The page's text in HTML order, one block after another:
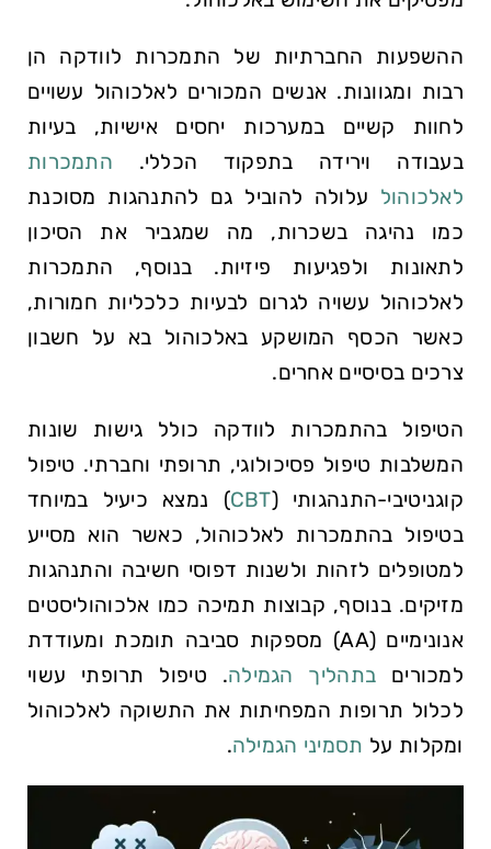
ההשפעות החברתיות של⁢ התמכרות ⁣לוודקה הן
רבות ומגוונות. אנשים המכורים לאלכוהול עשויים
לחוות קשיים במערכות יחסים אישיות, ‍בעיות
בעבודה וירידה בתפקוד הכללי. התמכרות
לאלכוהול עלולה להוביל גם להתנהגות מסוכנת
כמו נהיגה בשכרות, מה שמגביר את הסיכון
לתאונות ולפגיעות פיזיות. בנוסף, התמכרות⁣
לאלכוהול עשויה לגרום לבעיות כלכליות חמורות,
כאשר ‌הכסף המושקע באלכוהול​ בא ‍על חשבון
צרכים ‍בסיסיים‍ אחרים.
הטיפול בהתמכרות לוודקה כולל גישות שונות
המשלבות טיפול פסיכולוגי, תרופתי וחברתי. טיפול⁣
קוגניטיבי-התנהגותי (CBT) ⁣נמצא⁣ כיעיל במיוחד
בטיפול​ בהתמכרות לאלכוהול, כאשר הוא מסייע
למטופלים לזהות ולשנות דפוסי חשיבה והתנהגות
מזיקים. בנוסף, ​קבוצות תמיכה כמו אלכוהוליסטים
אנונימיים (AA) מספקות סביבה תומכת ומעודדת
למכורים בתהליך הגמילה. טיפול תרופתי עשוי
לכלול תרופות המפחיתות את התשוקה לאלכוהול
⁢ומקלות על ⁤ תסמיני הגמילה.